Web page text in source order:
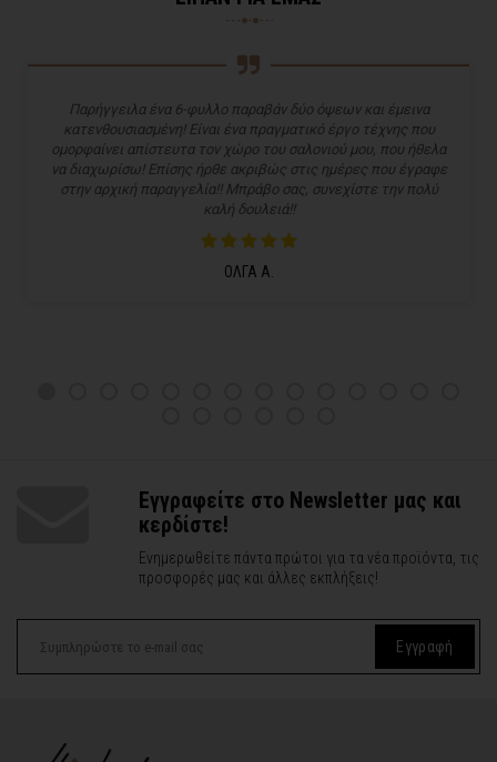
Παρήγγειλα ένα 6-φυλλο παραβάν δύο όψεων και έμεινα
κατενθουσιασμένη! Είναι ένα πραγματικό έργο τέχνης που
ομορφαίνει απίστευτα τον χώρο του σαλονιού μου, που ήθελα
να διαχωρίσω! Επίσης ήρθε ακριβώς στις ημέρες που έγραφε
στην αρχική παραγγελία!! Μπράβο σας, συνεχίστε την πολύ
καλή δουλειά!!
ΟΛΓΑ Α.
Εγγραφείτε στο Newsletter μας και
κερδίστε!
Ενημερωθείτε πάντα πρώτοι για τα νέα προϊόντα, τις
προσφορές μας και άλλες εκπλήξεις!
Εγγραφή